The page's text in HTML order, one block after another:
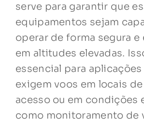
serve para garantir que
equipamentos sejam
operar de forma segura
em altitudes elevadas.
essencial para aplicações
exigem voos em locais
acesso ou em condições
como monitoramento de